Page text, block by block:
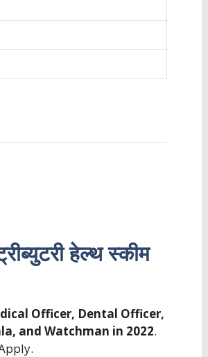
हेल्थ स्कीम
Officer, Dental Officer,
and Watchman in 2022.